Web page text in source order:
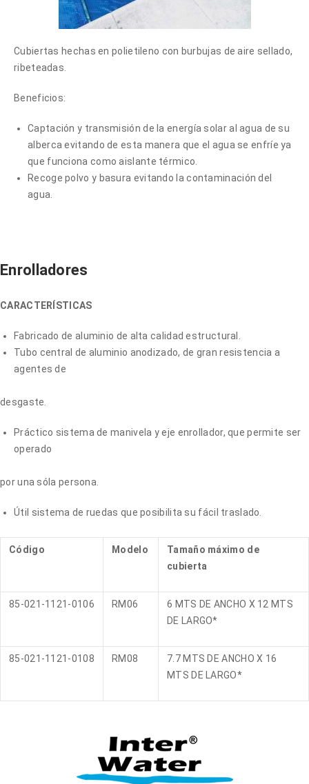
Cubiertas hechas en polietileno con burbujas de aire sellado,
ribeteadas.
Beneficios:
Captación y transmisión de la energía solar al agua de su
alberca evitando de esta manera que el agua se enfríe ya
que funciona como aislante térmico.
Recoge polvo y basura evitando la contaminación del
agua.
Enrolladores
CARACTERÍSTICAS
Fabricado de aluminio de alta calidad estructural.
Tubo central de aluminio anodizado, de gran resistencia a
agentes de
desgaste.
Práctico sistema de manivela y eje enrollador, que permite ser
operado
por una sóla persona.
Útil sistema de ruedas que posibilita su fácil traslado.
Código Modelo
Tamaño máximo de
cubierta
85-021-1121-0106 RM06
6 MTS DE ANCHO X 12 MTS
DE LARGO*
85-021-1121-0108 RM08
7.7 MTS DE ANCHO X 16
MTS DE LARGO*